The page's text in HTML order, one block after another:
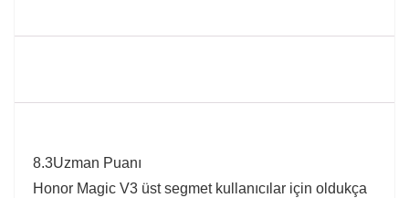
8.3Uzman Puanı
Honor Magic V3 üst segmet kullanıcılar için oldukça